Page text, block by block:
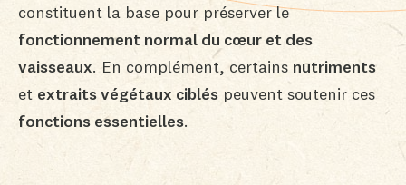
constituent la base pour préserver le
fonctionnement normal du cœur et des
vaisseaux. En complément, certains nutriments
et extraits végétaux ciblés peuvent soutenir ces
fonctions essentielles.